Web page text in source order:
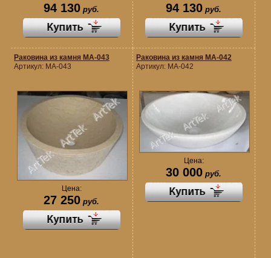
94 130 руб. 94 130 руб.
Раковина из камня MA-043
Артикул: MA-043
Цена:
27 250 руб.
Раковина из камня MA-042
Артикул: MA-042
Цена:
30 000 руб.